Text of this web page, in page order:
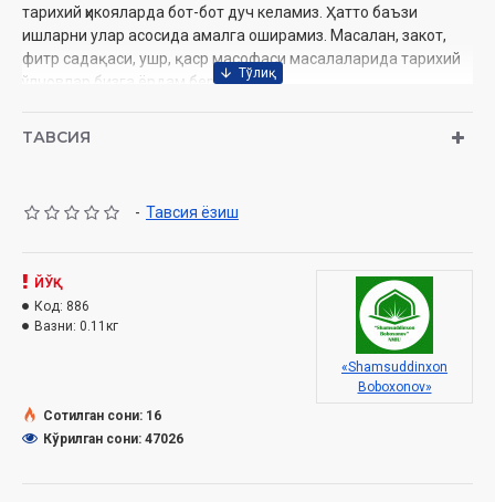
тарихий ҳикояларда бот-бот дуч келамиз. Ҳатто баъзи
ишларни улар асосида амалга оширамиз. Масалан, закот,
фитр садақаси, ушр, қаср масофаси масалаларида тарихий
ўлчовлар бизга ёрдам беради.
қўшилади.
Дин ишлари бўйича қўмитанинг 2792-сонли хулосаси
Муаллиф:
Номи:
«Ўлчов бирликлари» (плакат)
ТАВСИЯ
- Тавсия ёзиш
ЙЎҚ
Код: 886
Вазни: 0.11кг
«Shamsuddinxon
Boboxonov»
Сотилган сони: 16
Кўрилган сони: 47026